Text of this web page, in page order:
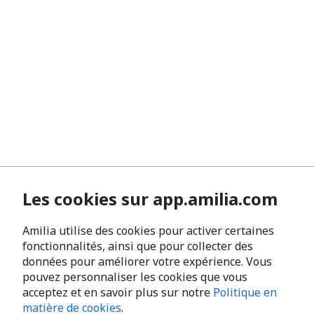
Les cookies sur app.amilia.com
Amilia utilise des cookies pour activer certaines
fonctionnalités, ainsi que pour collecter des
données pour améliorer votre expérience. Vous
pouvez personnaliser les cookies que vous
acceptez et en savoir plus sur notre Politique en
matière de cookies.